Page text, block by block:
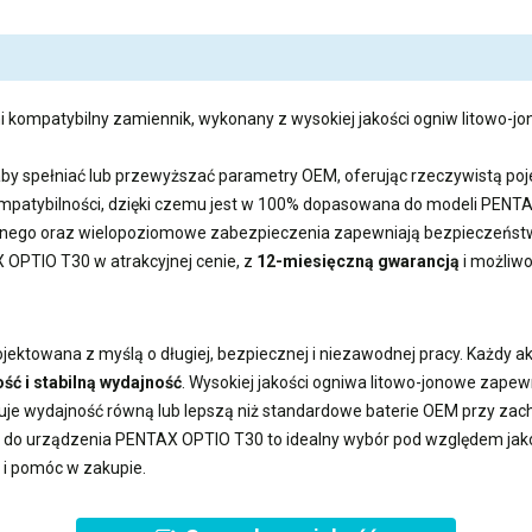
kompatybilny zamiennik, wykonany z wysokiej jakości ogniw litowo-
spełniać lub przewyższać parametry OEM, oferując rzeczywistą
dzięki czemu jest w 100% dopasowana do modeli
oraz wielopoziomowe zabezpieczenia zapewniają
T30 w atrakcyjnej cenie, z 12-miesięczną gwarancją i
z myślą o długiej, bezpiecznej i niezawodnej pracy. Każdy
i stabilną wydajność . Wysokiej jakości ogniwa litowo-jonowe
wydajność równą lub lepszą niż standardowe baterie OEM przy
urządzenia PENTAX OPTIO T30 to idealny wybór pod względem
pomóc w zakupie.